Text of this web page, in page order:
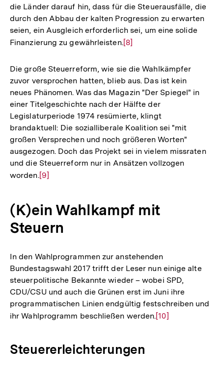
die Länder darauf hin, dass für die Steuerausfälle, die
durch den Abbau der kalten Progression zu erwarten
seien, ein Ausgleich erforderlich sei, um eine solide
Finanzierung zu gewährleisten.Zur
der
Fußnote
[8]
Die große Steuerreform, wie sie die Wahlkämpfer
zuvor versprochen hatten, blieb aus. Das ist kein
neues Phänomen. Was das Magazin "Der Spiegel" in
einer Titelgeschichte nach der Hälfte der
Legislaturperiode 1974 resümierte, klingt
brandaktuell: Die sozialliberale Koalition sei "mit
großen Versprechen und noch größeren Worten"
ausgezogen. Doch das Projekt sei in vielem missraten
und die Steuerreform nur in Ansätzen vollzogen
worden.Zur
Fußnote
[9]
(K)ein Wahlkampf mit
Steuern
In den Wahlprogrammen zur anstehenden
Bundestagswahl 2017 trifft der Leser nun einige alte
steuerpolitische Bekannte wieder – wobei SPD,
CDU/CSU und auch die Grünen erst im Juni ihre
programmatischen Linien endgültig festschreiben und
ihr Wahlprogramm beschließen werden.Zur
[10]
Steuererleichterungen